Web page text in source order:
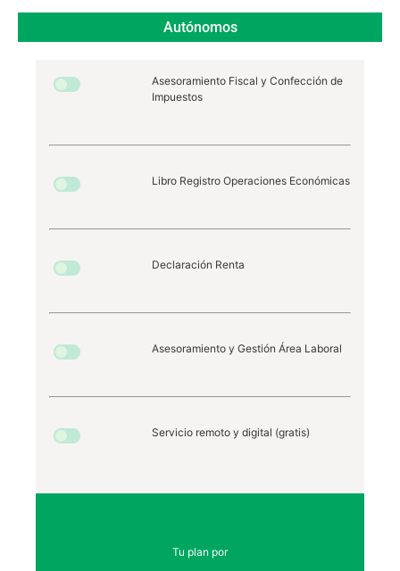
Autónomos
Asesoramiento Fiscal y Confección de
Impuestos
Libro Registro Operaciones Económicas
Declaración Renta
Asesoramiento y Gestión Área Laboral
Servicio remoto y digital (gratis)
Tu plan por